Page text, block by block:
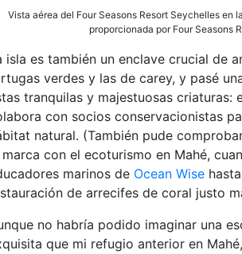
Vista aérea del Four Seasons Resort Seychelles en
proporcionada por Four Seasons
isla es también un enclave crucial de
verdes y las de carey, y pasé
tranquilas y majestuosas criaturas:
con socios conservacionistas
natural. (También pude
con el ecoturismo en Mahé,
marinos de Ocean Wise
de arrecifes de coral justo
no habría podido imaginar una
que mi refugio anterior en